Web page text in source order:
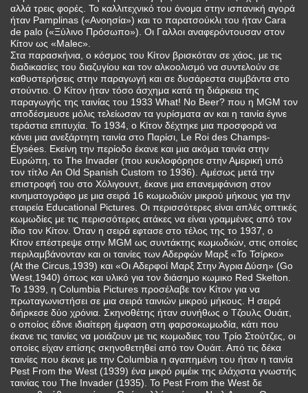
αλλά τρεις φορές. Το καλλιτεχνικό του όνομα στην ισπανική αγορά
ήταν Pamplinas («Ανοησία») και το παρατσούκλι του ήταν Cara
de palo («Ξύλινο Πρόσωπο»). Οι Γαλλοι αναφερόντουσαν στον
Κίτον ως «Malec».
Στα παρασκήνια, ο κόσμος του Κίτον βρισκόταν σε χάος, με τις
διαδικασίες του διαζυγίου και τον αλκοολισμό να συντελούν σε
καθυστερήσεις στην παραγωγή και σε δυσάρεστα συμβάντα στο
στούντιο. Ο Κίτον ήταν τόσο άσχημα κατά τη διάρκεια της
παραγωγής της ταινίας του 1933 What! No Beer? που η MGM τον
αποδέσμευσε μόλις τελείωσαν τα γυρίσματα αν και η ταινία έγινε
τεράστια επιτυχία. Το 1934, ο Κίτον δέχτηκε μια προσφορά να
κάνει μια ανεξάρτητη ταινία στο Παρίσι, Le Roi des Champs-
Élysées. Εκείνη την περίοδο έκανε και μια ακόμα ταινία στην
Ευρώπη, το The Invader (που κυκλοφόρησε στην Αμερική υπό
τον τίτλο An Old Spanish Custom το 1936). Αμέσως μετά την
επιστροφή του στο Χόλιγουντ, έκανε μια επανεμφάνιση στον
κινηματογράφο με μια σειρά 16 κωμωδιών μικρού μήκους για την
εταιρεία Educational Pictures. Οι περισσότερες είναι απλές οπτικές
κωμωδίες με τις περισσότερες ατάκες να είναι γραμμένες από τον
ίδιο τον Κίτον. Όταν η σειρά εφτασε στο τέλος της το 1937, ο
Κίτον επέστρεψε στην MGM ως συντάκτης κωμωδιών, στις οποίες
περιλαμβάνονταν και οι ταινίες των Αδερφών Μαρξ «Το Τσίρκο»
(At the Circus,1939) και «Οι Αδερφοί Μαρξ Στην Άγρια Δύση» (Go
West,1940) όπως και υλικό για τον διάσημο κωμικο Red Skelton.
Το 1939, η Columbia Pictures προσέλαβε τον Κίτον για να
πρωταγωνιστήσει σε μια σειρά ταινιών μικρού μήκους. Η σειρά
διήρκεσε δύο χρόνια. Σκηνοθέτης ήταν συνήθως ο Τζουλς Ουάιτ,
ο οποίος έδινε ιδιαίτερη έμφαση στη φαρσοκωμωδία, κάτι που
έκανε τις ταινίες να μοιάζουν με τις κωμωδιες του Τρίο Στούτζες, οι
οποίες είχαν επίσης σκηνοθετηθεί από τον Ουάιτ. Από τις δέκα
ταινίες που έκανε με την Columbia η αγαπημένη του ήταν η ταινία
Pest From the West (1939) ένα μικρό ριμέικ της ελάχιστα γνωστής
ταινίας του The Invader (1935). Το Pest From the West δε